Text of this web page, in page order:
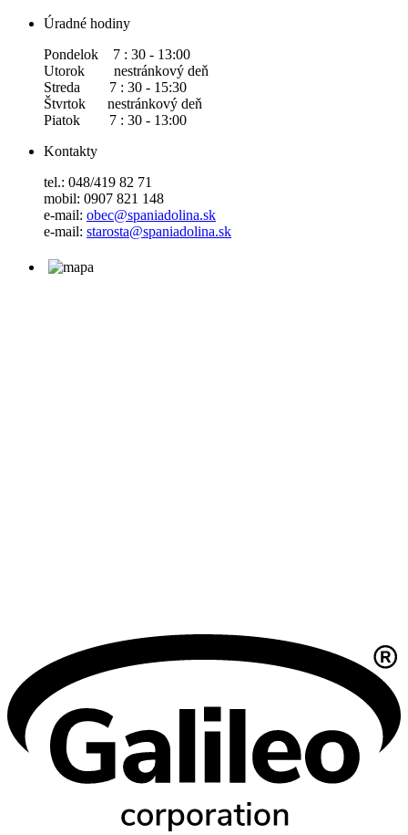
Úradné hodiny
Pondelok 7 : 30 - 13:00
Utorok nestránkový deň
Streda 7 : 30 - 15:30
Štvrtok nestránkový deň
Piatok 7 : 30 - 13:00
Kontakty
tel.: 048/419 82 71
mobil: 0907 821 148
e-mail: obec@spaniadolina.sk
e-mail: starosta@spaniadolina.sk